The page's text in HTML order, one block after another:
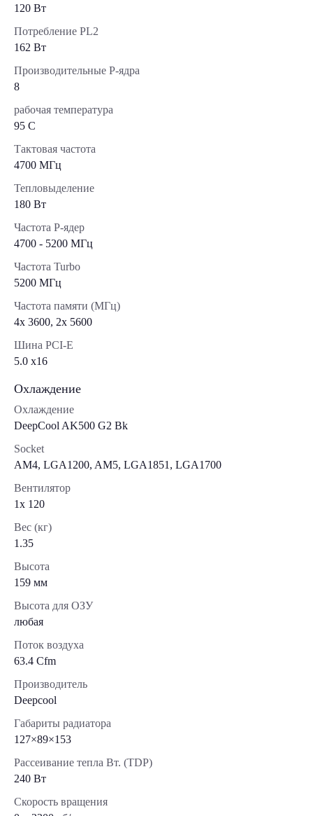
120 Вт
Потребление PL2
162 Вт
Производительные Р-ядра
8
рабочая температура
95 C
Тактовая частота
4700 МГц
Тепловыделение
180 Вт
Частота P-ядер
4700 - 5200 МГц
Частота Turbo
5200 МГц
Частота памяти (МГц)
4x 3600, 2x 5600
Шина PCI-E
5.0 x16
Охлаждение
Охлаждение
DeepCool AK500 G2 Bk
Socket
AM4, LGA1200, AM5, LGA1851, LGA1700
Вентилятор
1x 120
Вес (кг)
1.35
Высота
159 мм
Высота для ОЗУ
любая
Поток воздуха
63.4 Cfm
Производитель
Deepcool
Габариты радиатора
127×89×153
Рассеивание тепла Вт. (TDP)
240 Вт
Скорость вращения